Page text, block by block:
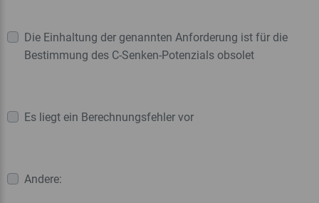
Die Einhaltung der genannten Anforderung ist für die
Bestimmung des C-Senken-Potenzials obsolet
Es liegt ein Berechnungsfehler vor
Andere: